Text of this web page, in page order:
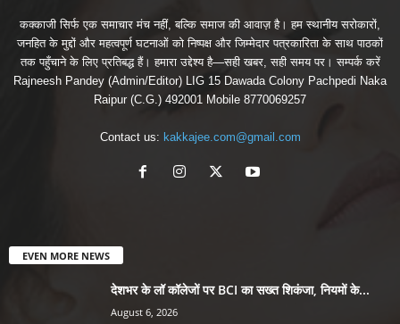
कक्काजी सिर्फ एक समाचार मंच नहीं, बल्कि समाज की आवाज़ है। हम स्थानीय सरोकारों,
जनहित के मुद्दों और महत्वपूर्ण घटनाओं को निष्पक्ष और जिम्मेदार पत्रकारिता के साथ पाठकों
तक पहुँचाने के लिए प्रतिबद्ध हैं। हमारा उद्देश्य है—सही खबर, सही समय पर। सम्पर्क करें
Rajneesh Pandey (Admin/Editor) LIG 15 Dawada Colony Pachpedi Naka
Raipur (C.G.) 492001 Mobile 8770069257
Contact us: kakkajee.com@gmail.com
EVEN MORE NEWS
देशभर के लॉ कॉलेजों पर BCI का सख्त शिकंजा, नियमों के...
August 6, 2026